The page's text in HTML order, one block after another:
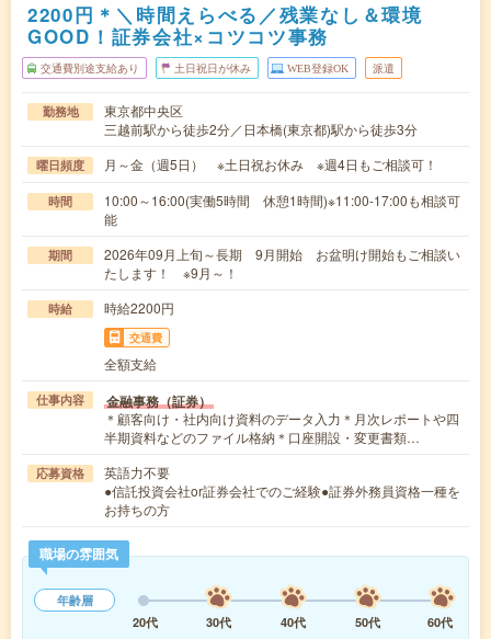
2200円＊＼時間えらべる／残業なし＆環境
GOOD！証券会社×コツコツ事務
交通費別途支給あり 土日祝日が休み WEB登録OK 派遣
勤務地
東京都中央区
三越前駅から徒歩2分／日本橋(東京都)駅から徒歩3分
曜日頻度 月～金（週5日） ※土日祝お休み ※週4日もご相談可！
時間
10:00～16:00(実働5時間 休憩1時間)※11:00-17:00も相談可
能
期間
2026年09月上旬～長期 9月開始 お盆明け開始もご相談い
たします！ ※9月～！
時給 時給2200円
交通費
全額支給
仕事内容 金融事務（証券）
＊顧客向け・社内向け資料のデータ入力＊月次レポートや四
半期資料などのファイル格納＊口座開設・変更書類…
応募資格
英語力不要
●信託投資会社or証券会社でのご経験●証券外務員資格一種を
お持ちの方
職場の雰囲気
年齢層
20代
30代 40代 50代
60代